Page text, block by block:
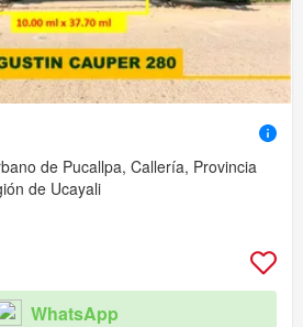
de Pucallpa, Callería, Provincia
de Ucayali
WhatsApp